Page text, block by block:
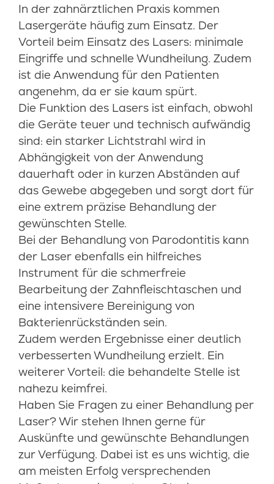
In der zahnärztlichen Praxis kommen
Lasergeräte häufig zum Einsatz. Der
Vorteil beim Einsatz des Lasers: minimale
Eingriffe und schnelle Wundheilung. Zudem
ist die Anwendung für den Patienten
angenehm, da er sie kaum spürt.
Die Funktion des Lasers ist einfach, obwohl
die Geräte teuer und technisch aufwändig
sind: ein starker Lichtstrahl wird in
Abhängigkeit von der Anwendung
dauerhaft oder in kurzen Abständen auf
das Gewebe abgegeben und sorgt dort für
eine extrem präzise Behandlung der
gewünschten Stelle.
Bei der Behandlung von Parodontitis kann
der Laser ebenfalls ein hilfreiches
Instrument für die schmerfreie
Bearbeitung der Zahnfleischtaschen und
eine intensivere Bereinigung von
Bakterienrückständen sein.
Zudem werden Ergebnisse einer deutlich
verbesserten Wundheilung erzielt. Ein
weiterer Vorteil: die behandelte Stelle ist
nahezu keimfrei.
Haben Sie Fragen zu einer Behandlung per
Laser? Wir stehen Ihnen gerne für
Auskünfte und gewünschte Behandlungen
zur Verfügung. Dabei ist es uns wichtig, die
am meisten Erfolg versprechenden